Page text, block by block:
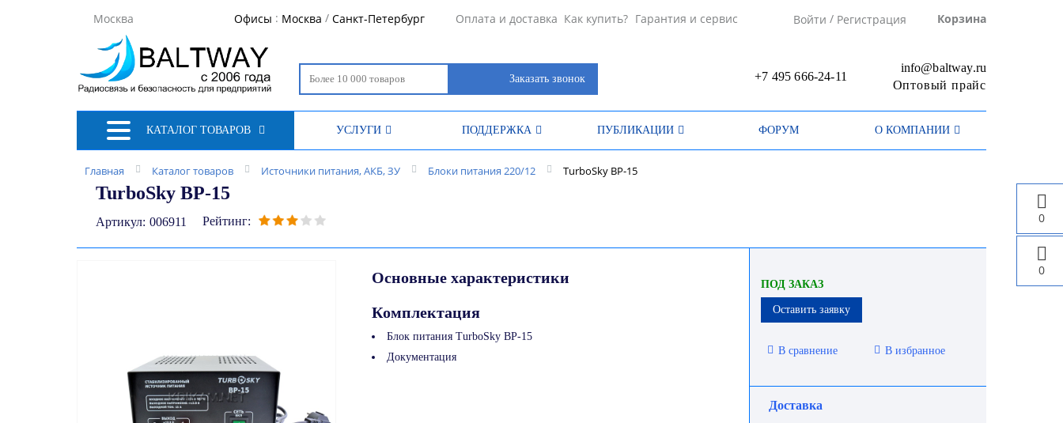
Москва Офисы : Москва / Санкт-Петербург Оплата и доставка Как купить? Гарантия и сервис Войти / Регистрация Корзина
0
0
Заказать звонок +7 495 666-24-11
info@baltway.ru
Оптовый прайс
КАТАЛОГ ТОВАРОВ УСЛУГИ ПОДДЕРЖКА ПУБЛИКАЦИИ ФОРУМ О КОМПАНИИ
Главная Каталог товаров Источники питания, АКБ, ЗУ Блоки питания 220/12 TurboSky BP-15
TurboSky BP-15
Артикул: 006911 Рейтинг:
Основные характеристики
Комплектация
Блок питания TurboSky BP-15
Документация
ПОД ЗАКАЗ
Оставить заявку
В сравнение В избранное
Доставка